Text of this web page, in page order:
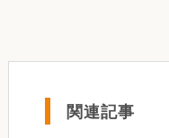
関連記事